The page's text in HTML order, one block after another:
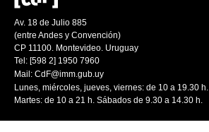
Av. 18 de Julio 885
(entre Andes y Convención)
CP 11100. Montevideo. Uruguay
Tel: [598 2] 1950 7960
Mail: CdF@imm.gub.uy
Lunes, miércoles, jueves, viernes: de 10 a 19.30 h.
Martes: de 10 a 21 h. Sábados de 9.30 a 14.30 h.